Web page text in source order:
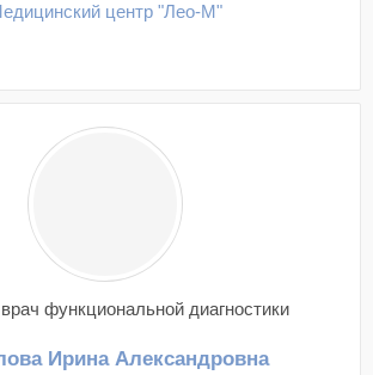
центр "Лео-М"
функциональной диагностики
Ирина Александровна